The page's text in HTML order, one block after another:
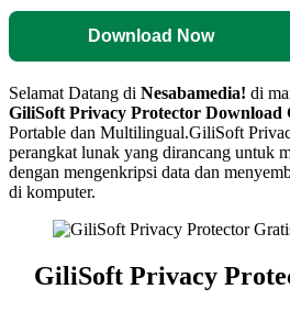
Download Now
Selamat Datang di Nesabamedia! di
GiliSoft Privacy Protector Download
Portable dan Multilingual.GiliSoft
perangkat lunak yang dirancang untuk
dengan mengenkripsi data dan
di komputer.
GiliSoft Privacy